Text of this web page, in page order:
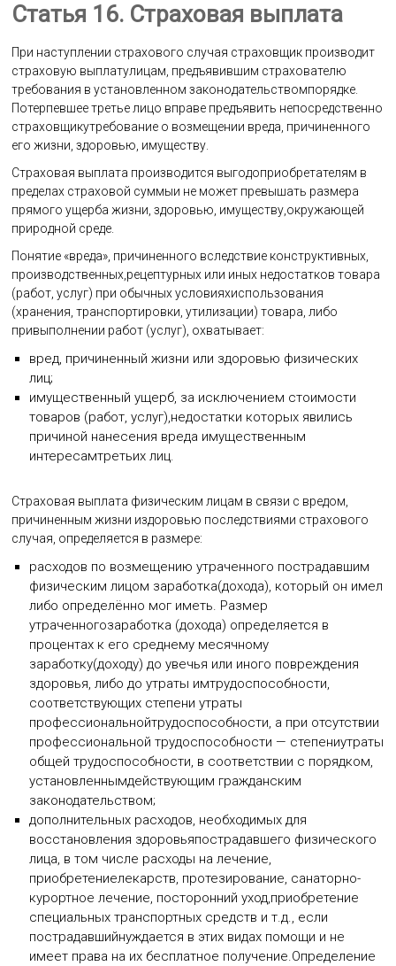
Статья 16. Страховая выплата
При наступлении страхового случая страховщик производит
страховую выплатулицам, предъявившим страхователю
требования в установленном законодательствомпорядке.
Потерпевшее третье лицо вправе предъявить непосредственно
страховщикутребование о возмещении вреда, причиненного
его жизни, здоровью, имуществу.
Страховая выплата производится выгодоприобретателям в
пределах страховой суммыи не может превышать размера
прямого ущерба жизни, здоровью, имуществу,окружающей
природной среде.
Понятие «вреда», причиненного вследствие конструктивных,
производственных,рецептурных или иных недостатков товара
(работ, услуг) при обычных условияхиспользования
(хранения, транспортировки, утилизации) товара, либо
привыполнении работ (услуг), охватывает:
вред, причиненный жизни или здоровью физических
лиц;
имущественный ущерб, за исключением стоимости
товаров (работ, услуг),недостатки которых явились
причиной нанесения вреда имущественным
интересамтретьих лиц.
Страховая выплата физическим лицам в связи с вредом,
причиненным жизни издоровью последствиями страхового
случая, определяется в размере:
расходов по возмещению утраченного пострадавшим
физическим лицом заработка(дохода), который он имел
либо определённо мог иметь. Размер
утраченногозаработка (дохода) определяется в
процентах к его среднему месячному
заработку(доходу) до увечья или иного повреждения
здоровья, либо до утраты имтрудоспособности,
соответствующих степени утраты
профессиональнойтрудоспособности, а при отсутствии
профессиональной трудоспособности — степениутраты
общей трудоспособности, в соответствии с порядком,
установленнымдействующим гражданским
законодательством;
дополнительных расходов, необходимых для
восстановления здоровьяпострадавшего физического
лица, в том числе расходы на лечение,
приобретениелекарств, протезирование, санаторно-
курортное лечение, посторонний уход,приобретение
специальных транспортных средств и т.д., если
пострадавшийнуждается в этих видах помощи и не
имеет права на их бесплатное получение.Определение